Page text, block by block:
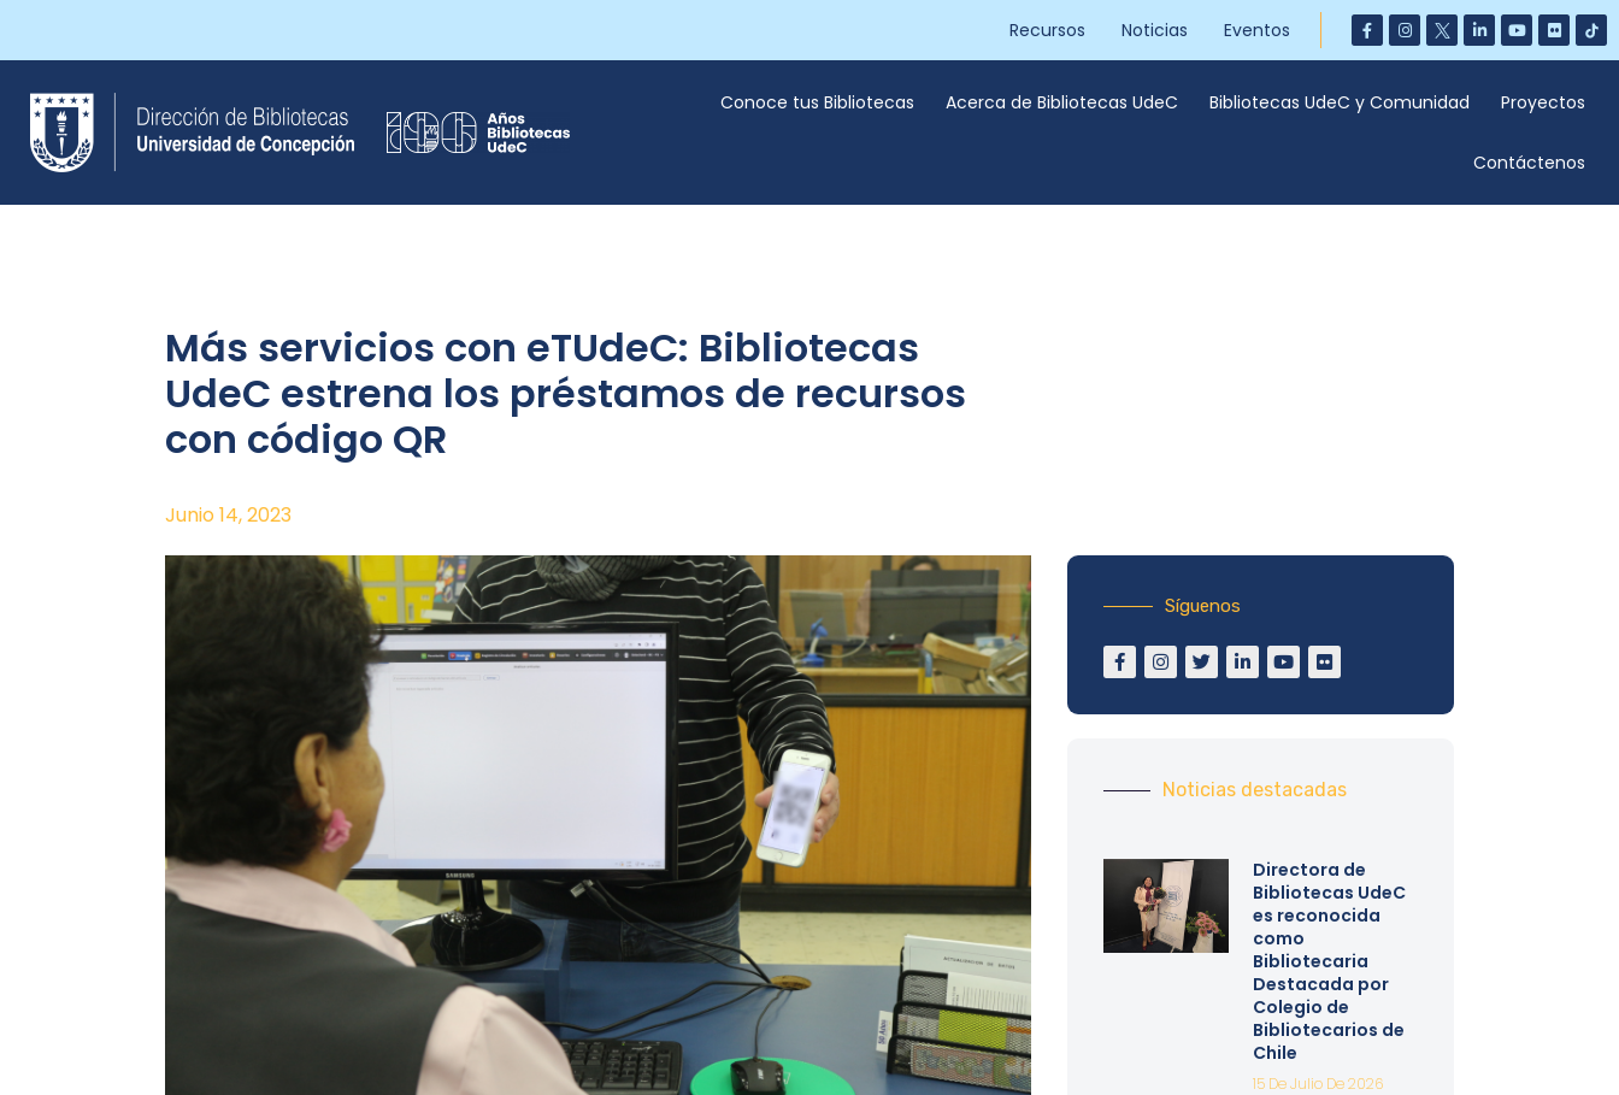
Saltar
al
contenido
Recursos Noticias Eventos
Conoce tus Bibliotecas Acerca de Bibliotecas UdeC Bibliotecas UdeC y Comunidad Proyectos
Contáctenos
Más servicios con eTUdeC: Bibliotecas
UdeC estrena los préstamos de recursos
con código QR
Junio 14, 2023
Síguenos
Noticias destacadas
Directora de
Bibliotecas UdeC
es reconocida
como
Bibliotecaria
Destacada por
Colegio de
Bibliotecarios de
Chile
15 De Julio De 2026